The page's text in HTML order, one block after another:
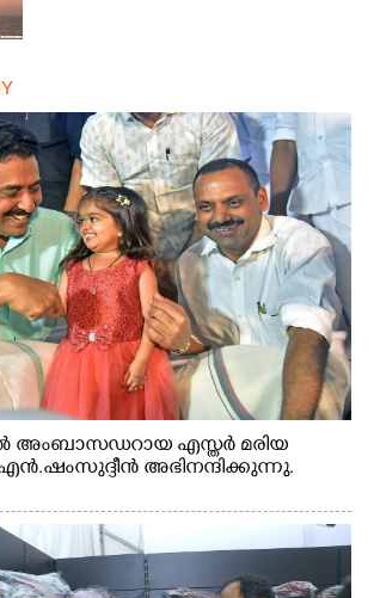
അംബാസഡറായ എസ്തർ മരിയ
എൻ.ഷംസുദ്ദീൻ അഭിനന്ദിക്കുന്നു.